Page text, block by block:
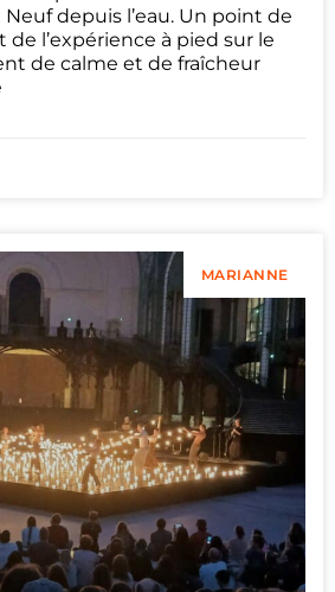
depuis l’eau. Un point de
l’expérience à pied sur le
de calme et de fraîcheur
MARIANNE